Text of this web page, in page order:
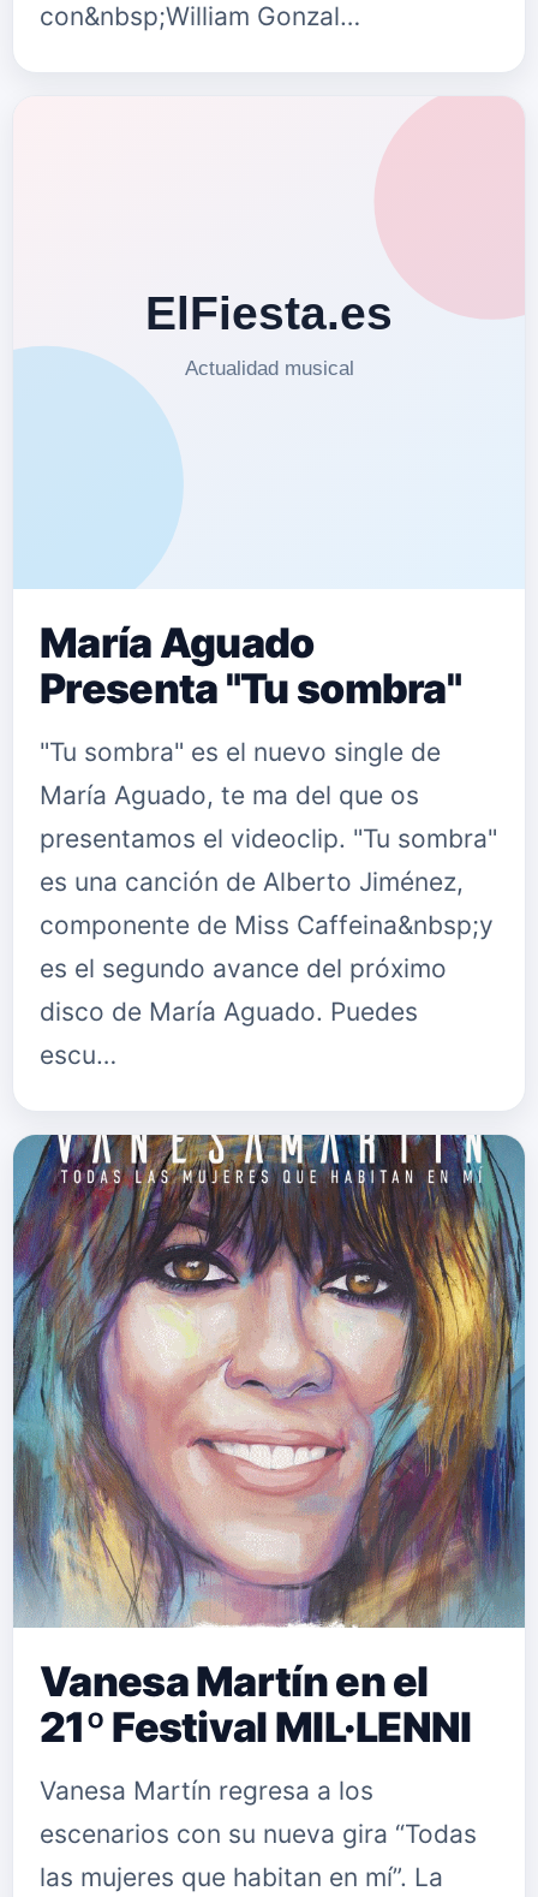
con&nbsp;William Gonzal…
María Aguado
Presenta "Tu sombra"
"Tu sombra" es el nuevo single de
María Aguado, te ma del que os
presentamos el videoclip. "Tu sombra"
es una canción de Alberto Jiménez,
componente de Miss Caffeina&nbsp;y
es el segundo avance del próximo
disco de María Aguado. Puedes
escu…
Vanesa Martín en el
21º Festival MIL·LENNI
Vanesa Martín regresa a los
escenarios con su nueva gira “Todas
las mujeres que habitan en mí”. La